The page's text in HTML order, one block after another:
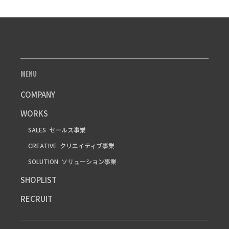
MENU
COMPANY
WORKS
SALES セールス事業
CREATIVE クリエイティブ事業
SOLUTION ソリューション事業
SHOPLIST
RECRUIT